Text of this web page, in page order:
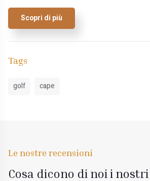
Scopri di più
Tags
golf cape
Le nostre recensioni
Cosa dicono di noi i